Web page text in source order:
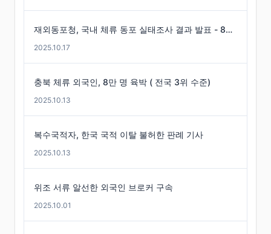
재외동포청, 국내 체류 동포 실태조사 결과 발표 - 86만 명 체류 통계 발표
2025.10.17
충북 체류 외국인, 8만 명 육박 ( 전국 3위 수준)
2025.10.13
복수국적자, 한국 국적 이탈 불허한 판례 기사
2025.10.13
위조 서류 알선한 외국인 브로커 구속
2025.10.01